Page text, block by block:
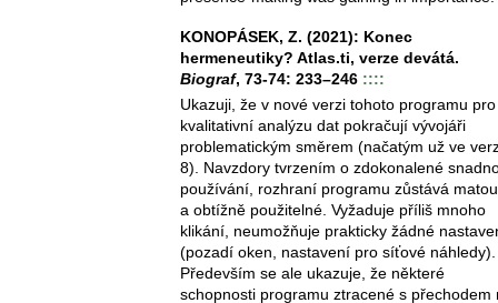
KONOPÁSEK, Z. (2021): Konec
hermeneutiky? Atlas.ti, verze devátá.
Biograf, 73-74: 233–246 ::::
Ukazuji, že v nové verzi tohoto programu pro
kvalitativní analýzu dat pokračují vývojáři
problematickým směrem (načatým už ve
8). Navzdory tvrzením o zdokonalené
používání, rozhraní programu zůstává
a obtížně použitelné. Vyžaduje příliš mnoho
klikání, neumožňuje prakticky žádné
(pozadí oken, nastavení pro síťové náhledy).
Především se ale ukazuje, že některé
schopnosti programu ztracené s přechodem